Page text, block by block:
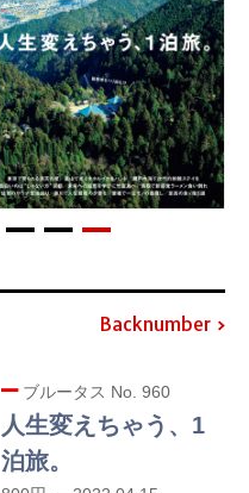
Backnumber
ブルータス No. 960
人生変えちゃう、1
泊旅。